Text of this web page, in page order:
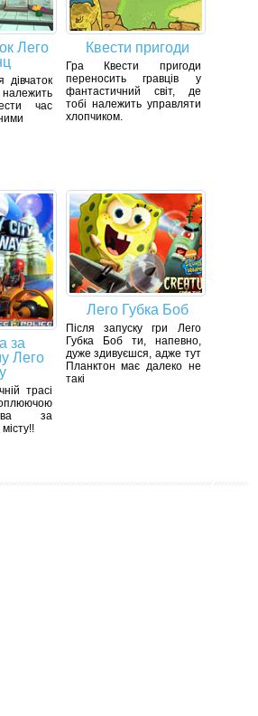
Лего
дівчаток
належить
час
Квести пригоди
Гра Квести пригоди
переносить гравців у
фантастичний світ, де
тобі належить управляти
хлопчиком.
за
Лего
трасі
за
Лего Губка Боб
Після запуску гри Лего
Губка Боб ти, напевно,
дуже здивуєшся, адже тут
Планктон має далеко не
такі